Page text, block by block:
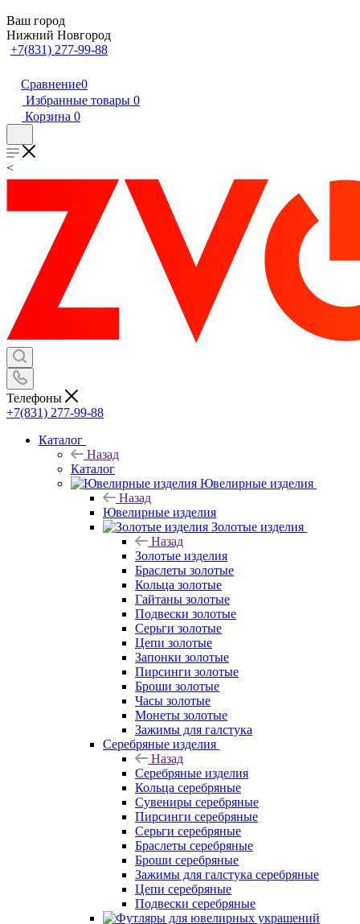
Ваш город
Нижний Новгород
+7(831) 277-99-88
Сравнение0
Избранные товары 0
Корзина 0
<
Телефоны
+7(831) 277-99-88
Каталог
Назад
Каталог
Ювелирные изделия
Назад
Ювелирные изделия
Золотые изделия
Назад
Золотые изделия
Браслеты золотые
Кольца золотые
Гайтаны золотые
Подвески золотые
Серьги золотые
Цепи золотые
Запонки золотые
Пирсинги золотые
Броши золотые
Часы золотые
Монеты золотые
Зажимы для галстука
Серебряные изделия
Назад
Серебряные изделия
Кольца серебряные
Сувениры серебряные
Пирсинги серебряные
Серьги серебряные
Браслеты серебряные
Броши серебряные
Зажимы для галстука серебряные
Цепи серебряные
Подвески серебряные